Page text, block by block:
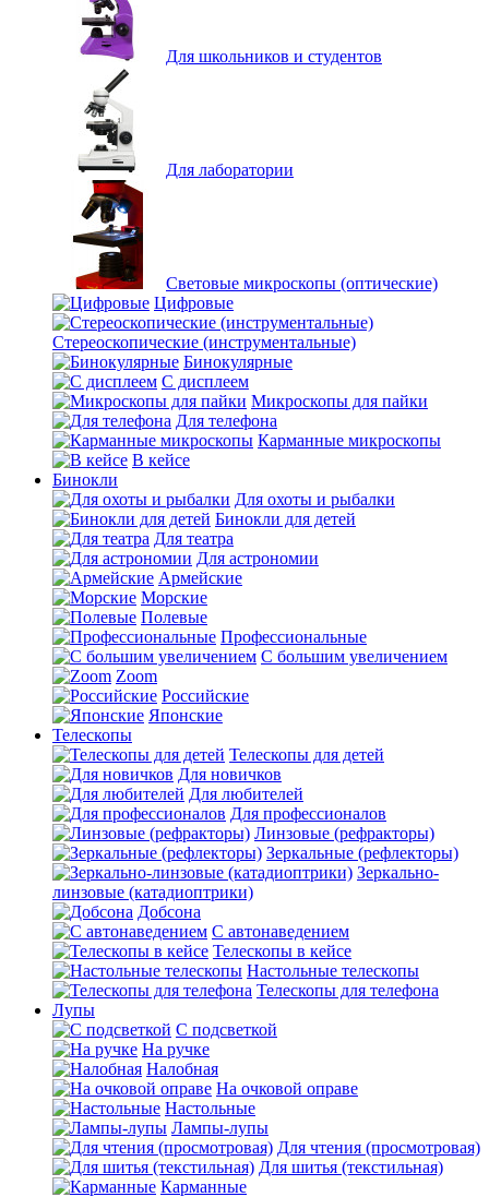
Для школьников и студентов
Для лаборатории
Световые микроскопы (оптические)
Цифровые
Стереоскопические (инструментальные)
Бинокулярные
С дисплеем
Микроскопы для пайки
Для телефона
Карманные микроскопы
В кейсе
Бинокли
Для охоты и рыбалки
Бинокли для детей
Для театра
Для астрономии
Армейские
Морские
Полевые
Профессиональные
С большим увеличением
Zoom
Российские
Японские
Телескопы
Телескопы для детей
Для новичков
Для любителей
Для профессионалов
Линзовые (рефракторы)
Зеркальные (рефлекторы)
Зеркально-
линзовые (катадиоптрики)
Добсона
С автонаведением
Телескопы в кейсе
Настольные телескопы
Телескопы для телефона
Лупы
С подсветкой
На ручке
Налобная
На очковой оправе
Настольные
Лампы-лупы
Для чтения (просмотровая)
Для шитья (текстильная)
Карманные